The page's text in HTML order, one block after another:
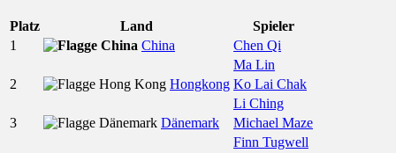
Platz Land
Spieler
1
China
Chen Qi
Ma Lin
2
Hongkong Ko Lai Chak
Li Ching
3
Dänemark
Michael Maze
Finn Tugwell